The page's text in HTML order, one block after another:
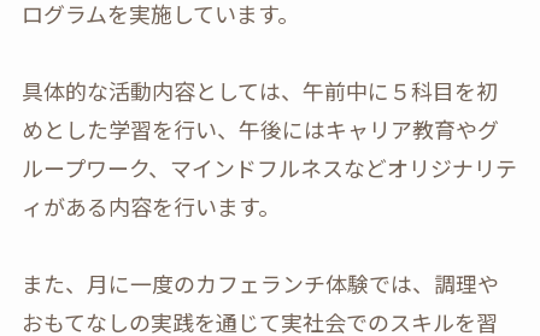
ログラムを実施しています。
具体的な活動内容としては、午前中に５科目を初
めとした学習を行い、午後にはキャリア教育やグ
ループワーク、マインドフルネスなどオリジナリテ
ィがある内容を行います。
また、月に一度のカフェランチ体験では、調理や
おもてなしの実践を通じて実社会でのスキルを習